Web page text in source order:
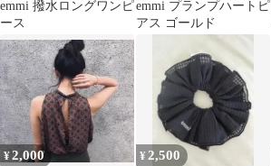
emmi 撥水ロングワンピ
ース
emmi プランプハートピ
アス ゴールド
¥2,000 ¥ 2,500